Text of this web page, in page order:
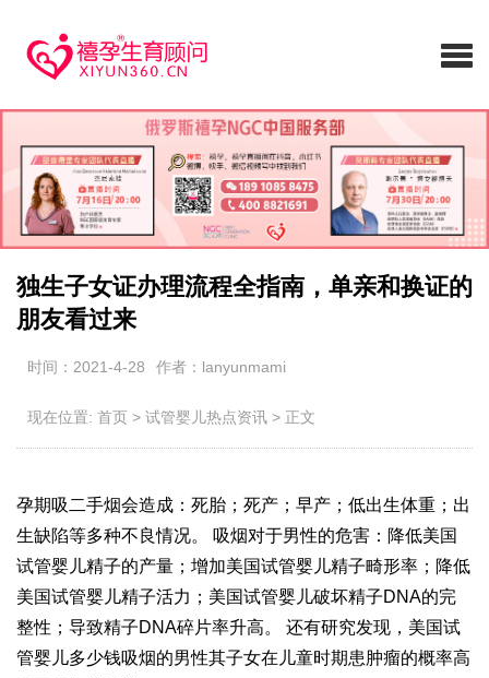
独生子女证办理流程全指南，单亲和换证的
朋友看过来
时间：2021-4-28 作者：lanyunmami
现在位置: 首页 > 试管婴儿热点资讯 > 正文
孕期吸二手烟会造成：死胎；死产；早产；低出生体重；出
生缺陷等多种不良情况。 吸烟对于男性的危害：降低美国
试管婴儿精子的产量；增加美国试管婴儿精子畸形率；降低
美国试管婴儿精子活力；美国试管婴儿破坏精子DNA的完
整性；导致精子DNA碎片率升高。 还有研究发现，美国试
管婴儿多少钱吸烟的男性其子女在儿童时期患肿瘤的概率高